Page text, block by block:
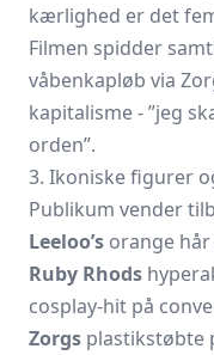
kærlighed er det
Filmen spidder
våbenkapløb via
kapitalisme - ”jeg
orden”.
3. Ikoniske figurer
Publikum vender
Leeloo’s orange
Ruby Rhods
cosplay-hit på
Zorgs plastikstøbte